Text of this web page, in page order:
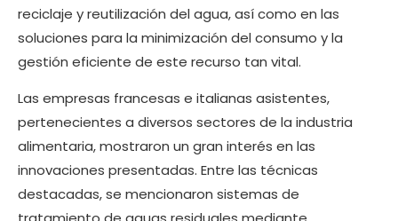
reciclaje y reutilización del agua, así como en las
soluciones para la minimización del consumo y la
gestión eficiente de este recurso tan vital.
Las empresas francesas e italianas asistentes,
pertenecientes a diversos sectores de la industria
alimentaria, mostraron un gran interés en las
innovaciones presentadas. Entre las técnicas
destacadas, se mencionaron sistemas de